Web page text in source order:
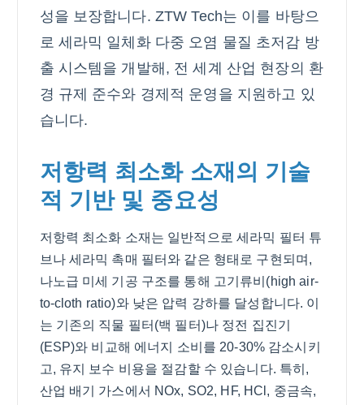
성을 보장합니다. ZTW Tech는 이를 바탕으
로 세라믹 일체화 다중 오염 물질 초저감 방
출 시스템을 개발해, 전 세계 산업 현장의 환
경 규제 준수와 경제적 운영을 지원하고 있
습니다.
저항력 최소화 소재의 기술
적 기반 및 중요성
저항력 최소화 소재는 일반적으로 세라믹 필터 튜
브나 세라믹 촉매 필터와 같은 형태로 구현되며,
나노급 미세 기공 구조를 통해 고기류비(high air-
to-cloth ratio)와 낮은 압력 강하를 달성합니다. 이
는 기존의 직물 필터(백 필터)나 정전 집진기
(ESP)와 비교해 에너지 소비를 20-30% 감소시키
고, 유지 보수 비용을 절감할 수 있습니다. 특히,
산업 배기 가스에서 NOx, SO2, HF, HCl, 중금속,